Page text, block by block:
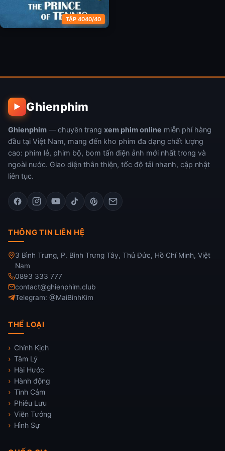
TẬP 4040/40
▶ Ghienphim
Ghienphim — chuyên trang xem phim online miễn phí hàng
đầu tại Việt Nam, mang đến kho phim đa dạng chất lượng
cao: phim lẻ, phim bộ, bom tấn điện ảnh mới nhất trong và
ngoài nước. Giao diện thân thiện, tốc độ tải nhanh, cập nhật
liên tục.
THÔNG TIN LIÊN HỆ
3 Bình Trưng, P. Bình Trưng Tây, Thủ Đức, Hồ Chí Minh, Việt
Nam
0893 333 777
contact@ghienphim.club
Telegram: @MaiBinhKim
THỂ LOẠI
Chính Kịch
Tâm Lý
Hài Hước
Hành động
Tình Cảm
Phiêu Lưu
Viễn Tưởng
Hình Sự